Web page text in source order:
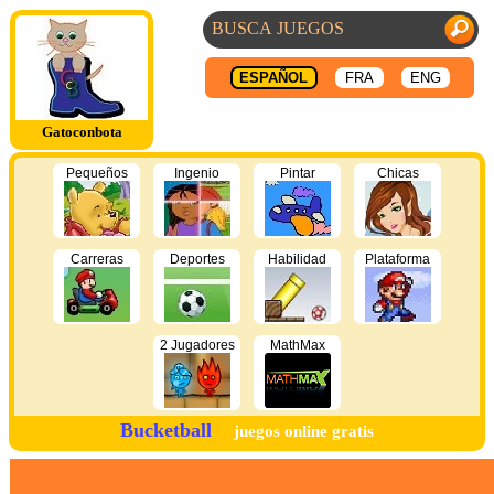
Gatoconbota
ESPAÑOL FRA ENG
Pequeños Ingenio Pintar Chicas
Carreras Deportes Habilidad Plataforma
2 Jugadores MathMax
Bucketball juegos online gratis